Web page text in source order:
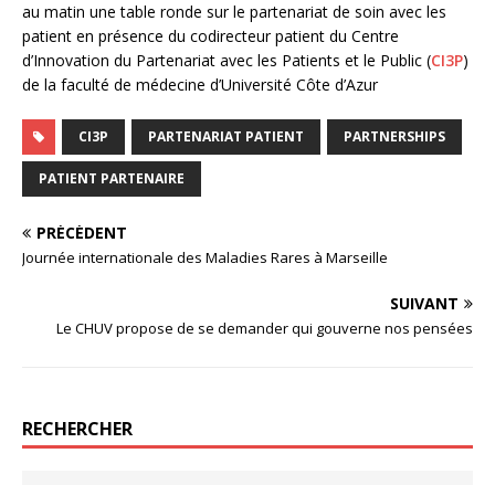
au matin une table ronde sur le partenariat de soin avec les
patient en présence du codirecteur patient du Centre
d’Innovation du Partenariat avec les Patients et le Public (CI3P)
de la faculté de médecine d’Université Côte d’Azur
CI3P PARTENARIAT PATIENT PARTNERSHIPS
PATIENT PARTENAIRE
PRÉCÉDENT
Journée internationale des Maladies Rares à Marseille
SUIVANT
Le CHUV propose de se demander qui gouverne nos pensées
RECHERCHER